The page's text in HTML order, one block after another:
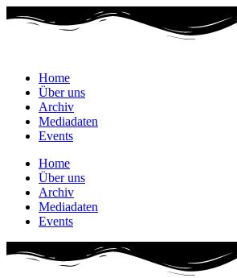
Inhalt
Home
Über uns
Archiv
Mediadaten
Events
Home
Über uns
Archiv
Mediadaten
Events